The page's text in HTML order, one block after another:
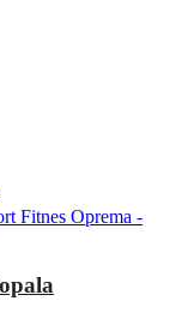
Fitnes Oprema -